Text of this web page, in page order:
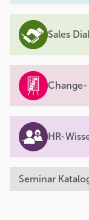
Sales
HR-
Seminar